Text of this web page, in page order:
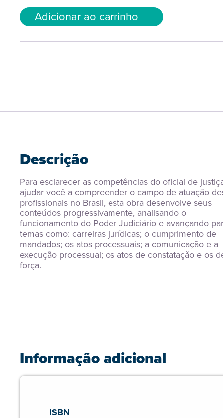
Adicionar ao carrinho
Descrição
Para esclarecer as competências do oficial de
ajudar você a compreender o campo de atuação
profissionais no Brasil, esta obra desenvolve seus
conteúdos progressivamente, analisando o
funcionamento do Poder Judiciário e avançando
temas como: carreiras jurídicas; o cumprimento de
mandados; os atos processuais; a comunicação e a
execução processual; os atos de constatação e os
força.
Informação adicional
ISBN